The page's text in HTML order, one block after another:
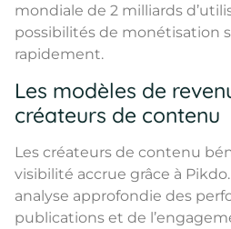
mondiale de 2 milliards
possibilités de monétisation
rapidement.
Les modèles de
créateurs de contenu
Les créateurs de contenu
visibilité accrue grâce à
analyse approfondie des
publications et de